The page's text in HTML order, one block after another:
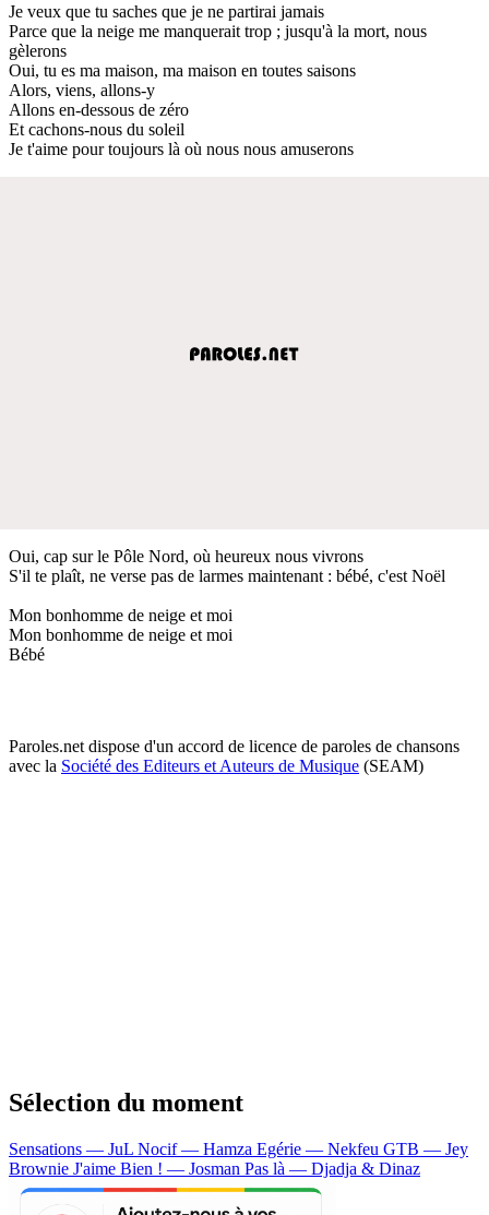
Je veux que tu saches que je ne partirai jamais
Parce que la neige me manquerait trop ; jusqu'à la mort, nous
gèlerons
Oui, tu es ma maison, ma maison en toutes saisons
Alors, viens, allons-y
Allons en-dessous de zéro
Et cachons-nous du soleil
Je t'aime pour toujours là où nous nous amuserons
Oui, cap sur le Pôle Nord, où heureux nous vivrons
S'il te plaît, ne verse pas de larmes maintenant : bébé, c'est Noël
Mon bonhomme de neige et moi
Mon bonhomme de neige et moi
Bébé
Paroles.net dispose d'un accord de licence de paroles de chansons
avec la Société des Editeurs et Auteurs de Musique (SEAM)
Sélection du moment
Sensations — JuL Nocif — Hamza Egérie — Nekfeu GTB — Jey
Brownie J'aime Bien ! — Josman Pas là — Djadja & Dinaz